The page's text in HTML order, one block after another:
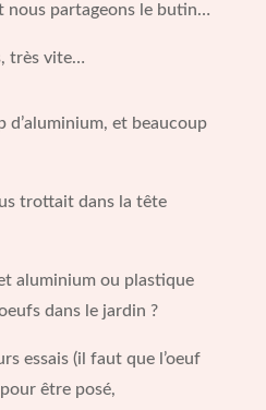
nous partageons le butin…
très vite…
d’aluminium, et beaucoup
trottait dans la tête
aluminium ou plastique
dans le jardin ?
essais (il faut que l’oeuf
être posé,